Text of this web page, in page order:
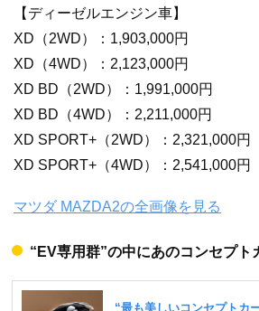
【ディーゼルエンジン車】
XD（2WD）：1,903,000円
XD（4WD）：2,123,000円
XD BD（2WD）：1,991,000円
XD BD（4WD）：2,211,000円
XD SPORT+（2WD）：2,321,000円
XD SPORT+（4WD）：2,541,000円
マツダ MAZDA2の全画像を見る
“EV専用群”の中にあのコンセプト